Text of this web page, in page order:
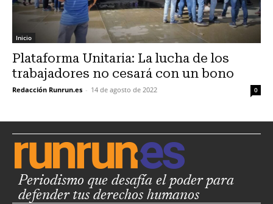
Inicio
Plataforma Unitaria: La lucha de los
trabajadores no cesará con un bono
Redacción Runrun.es - 14 de agosto de 2022 0
Periodismo que desafía el poder para
defender tus derechos humanos